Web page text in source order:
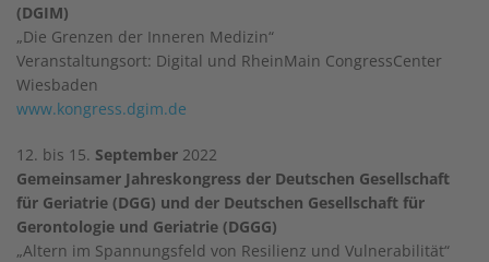
(DGIM)
„Die Grenzen der Inneren Medizin“
Veranstaltungsort: Digital und RheinMain CongressCenter
Wiesbaden
www.kongress.dgim.de
12. bis 15. September 2022
Gemeinsamer Jahreskongress der Deutschen Gesellschaft
für Geriatrie (DGG) und der Deutschen Gesellschaft für
Gerontologie und Geriatrie (DGGG)
„Altern im Spannungsfeld von Resilienz und Vulnerabilität“